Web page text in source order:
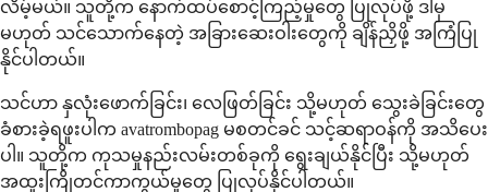
လိမ့်မယ်။ သူတို့က နောက်ထပ်စောင့်ကြည့်မှုတွေ ပြုလုပ်ဖို့ ဒါမှ
မဟုတ် သင်သောက်နေတဲ့ အခြားဆေးဝါးတွေကို ချိန်ညှိဖို့ အကြံပြု
နိုင်ပါတယ်။
သင်ဟာ နှလုံးဖောက်ခြင်း၊ လေဖြတ်ခြင်း သို့မဟုတ် သွေးခဲခြင်းတွေ
ခံစားခဲ့ရဖူးပါက avatrombopag မစတင်ခင် သင့်ဆရာဝန်ကို အသိပေး
ပါ။ သူတို့က ကုသမှုနည်းလမ်းတစ်ခုကို ရွေးချယ်နိုင်ပြီး သို့မဟုတ်
အထူးကြိုတင်ကာကွယ်မှုတွေ ပြုလုပ်နိုင်ပါတယ်။